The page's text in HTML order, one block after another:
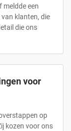
meldde een
klanten, die
die ons
voor
op
kozen voor ons